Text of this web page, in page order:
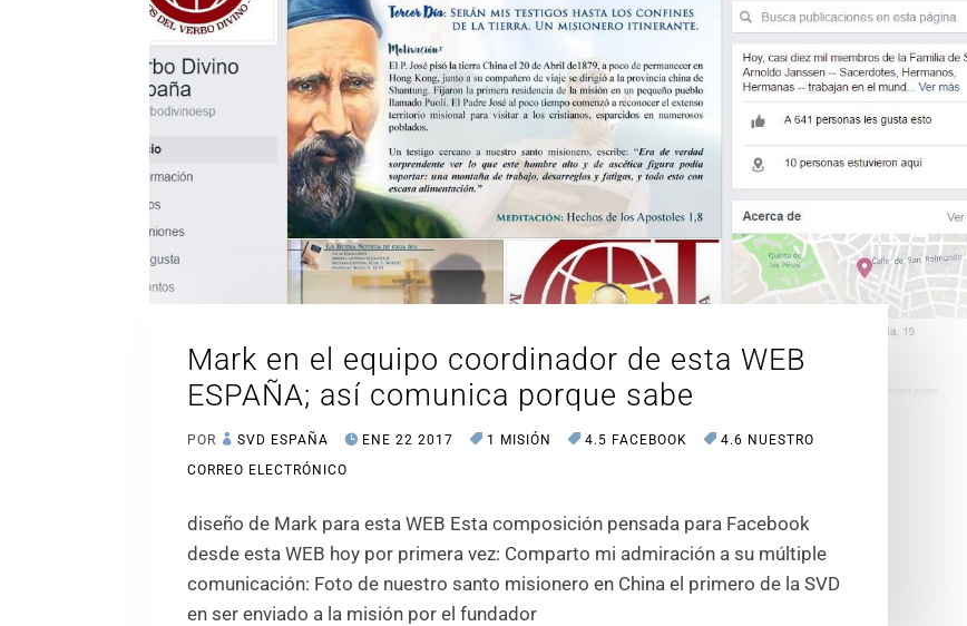
Mark en el equipo coordinador de esta WEB
ESPAÑA; así comunica porque sabe
POR SVD ESPAÑA ENE 22 2017 1 MISIÓN 4.5 FACEBOOK
4.6 NUESTRO
CORREO ELECTRÓNICO
diseño de Mark para esta WEB Esta composición pensada para Facebook
desde esta WEB hoy por primera vez: Comparto mi admiración a su múltiple
comunicación: Foto de nuestro santo misionero en China el primero de la SVD
en ser enviado a la misión por el fundador